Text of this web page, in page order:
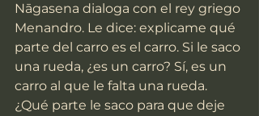
Nāgasena dialoga con el rey griego
Menandro. Le dice: explicame qué
parte del carro es el carro. Si le saco
una rueda, ¿es un carro? Sí, es un
carro al que le falta una rueda.
¿Qué parte le saco para que deje